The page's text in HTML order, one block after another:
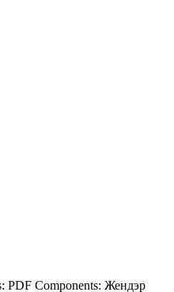
PDF Components: Жендэр